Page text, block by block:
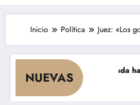
Inicio Política Juez: «Los
NUEVAS
el consumo y nada hace pensar